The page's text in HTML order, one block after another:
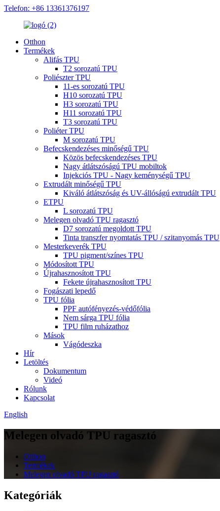
Telefon: +86 13361376197
Otthon
Termékek
Alifás TPU
T2 sorozatú TPU
Poliészter TPU
11-es sorozatú TPU
H10 sorozatú TPU
H3 sorozatú TPU
H11 sorozatú TPU
T3 sorozatú TPU
Poliéter TPU
M sorozatú TPU
Befecskendezéses minőségű TPU
Közös befecskendezéses TPU
Nagy átlátszóságú TPU mobiltok
Injekciós TPU - Nagy keménységű TPU
Extrudált minőségű TPU
Kiváló átlátszóság és UV-állóságú extrudált TPU
ETPU
L sorozatú TPU
Melegen olvadó TPU ragasztó
D7 sorozatú megoldott TPU
Tinta transzfer nyomtatás TPU / szitanyomás TPU
Mesterkeverék TPU
TPU pigment/színes TPU
Módosított TPU
Újrahasznosított TPU
Fekete újrahasznosított TPU
Fogászati ​​lepedő
TPU fólia
PPF autófényezés-védőfólia
Nem sárga TPU fólia
TPU film ruházathoz
Mások
Vágódeszka
Hír
Letöltés
Dokumentum
Videó
Rólunk
Kapcsolat
English
Melegen olvadó TPU ragasztó
Otthon
Termékek
Melegen olvadó TPU ragasztó
Kategóriák